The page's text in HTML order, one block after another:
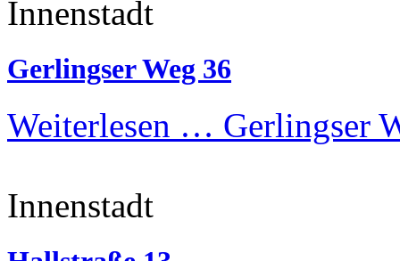
Innenstadt
Gerlingser Weg 36
Weiterlesen … Gerlingser
Innenstadt